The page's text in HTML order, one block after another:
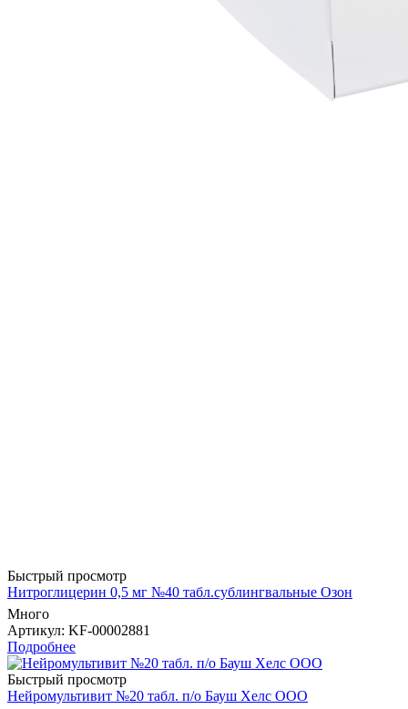
Быстрый просмотр
Нитроглицерин 0,5 мг №40 табл.сублингвальные Озон
Много
Артикул: KF-00002881
Подробнее
Быстрый просмотр
Нейромультивит №20 табл. п/о Бауш Хелс ООО